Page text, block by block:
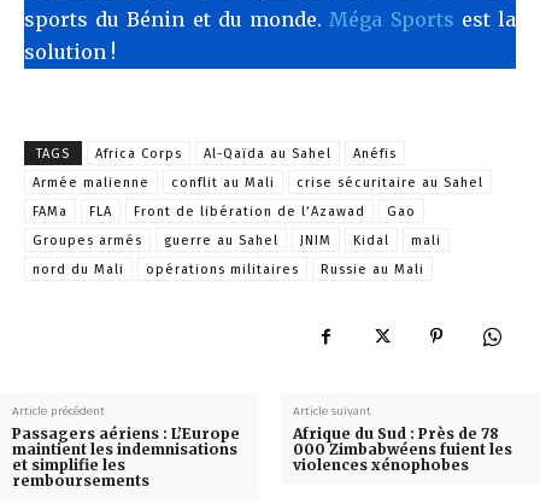
sports du Bénin et du monde. Méga Sports est la
solution !
TAGS Africa Corps Al-Qaïda au Sahel
Anéfis
Armée malienne
conflit au Mali
crise sécuritaire au Sahel
FAMa
FLA Front de libération de l’Azawad
Gao
Groupes armés
guerre au Sahel JNIM Kidal
mali
nord du Mali
opérations militaires Russie au Mali
Article précédent
Passagers aériens : L’Europe
maintient les indemnisations
et simplifie les
remboursements
Article suivant
Afrique du Sud : Près de 78
000 Zimbabwéens fuient les
violences xénophobes